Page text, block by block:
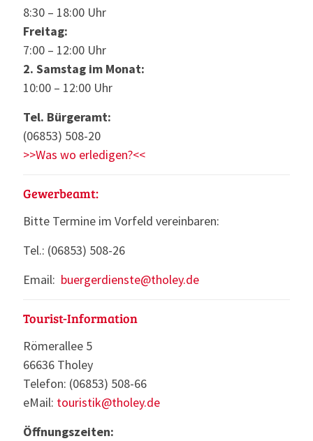
8:30 – 18:00 Uhr
Freitag:
7:00 – 12:00 Uhr
2. Samstag im Monat:
10:00 – 12:00 Uhr
Tel. Bürgeramt:
(06853) 508-20
>>Was wo erledigen?<<
Gewerbeamt:
Bitte Termine im Vorfeld vereinbaren:
Tel.: (06853) 508-26
Email: buergerdienste@tholey.de
Tourist-Information
Römerallee 5
66636 Tholey
Telefon: (06853) 508-66
eMail: touristik@tholey.de
Öffnungszeiten: